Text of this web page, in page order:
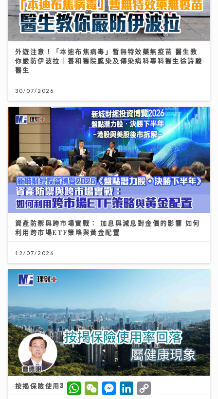
外遊注意！「本迪布焦病毒」暫無特效藥無疫苗 醫生教
你嚴防伊波拉｜養和醫院感染及傳染病科專科醫生徐詩駿
醫生
30/07/2026
資產防禦與跨市場實戰： 加息與減息對金價的影響 如何
利用跨市場ETF策略與黃金配置
12/07/2026
按揭保險使用率回落屬健康現象
W
h
W
e
M
e
L
o